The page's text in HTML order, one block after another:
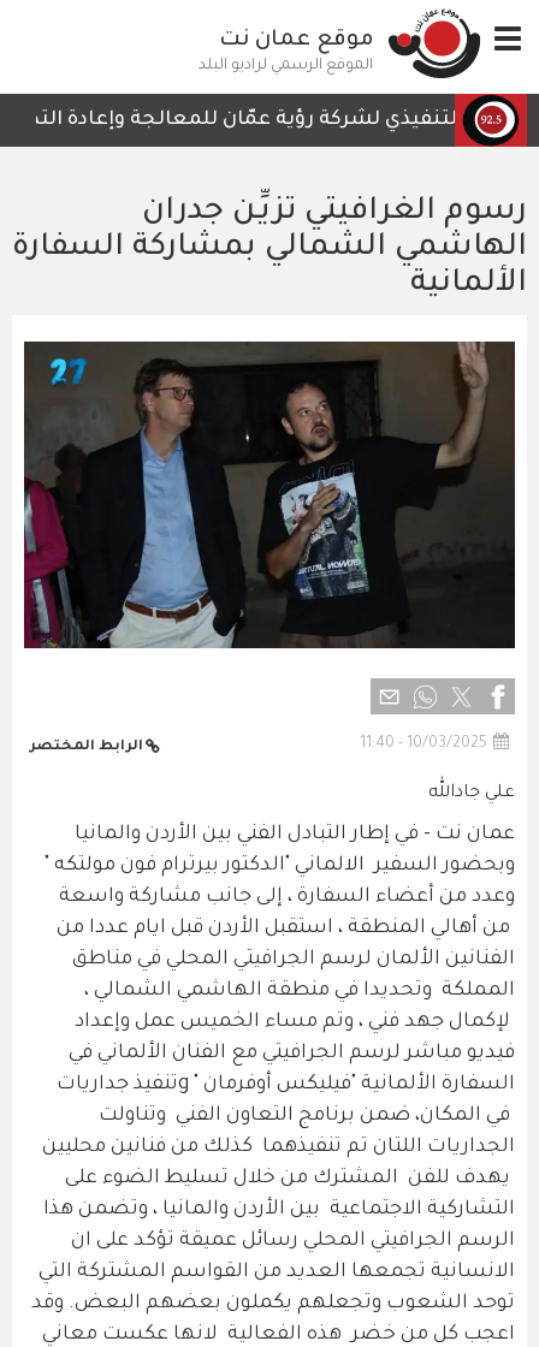
إلى
المحتوى
الرئيسي
Toggle
navigation
موقع عمان نت
الموقع الرسمي لراديو البلد
التنفيذي لشركة رؤية عمّان للمعالجة وإعادة التدوير،
رسوم الغرافيتي تزيِّـن جدران
الهاشمي الشمالي بمشاركة السفارة
الألمانية
10/03/2025 - 11:40 الرابط المختصر
علي جادالله
عمان نت - في إطار التبادل الفني بين الأردن والمانيا
وبحضور السفير الالماني "الدكتور بيرترام فون مولتكه "
وعدد من أعضاء السفارة ، إلى جانب مشاركة واسعة
من أهالي المنطقة ، استقبل الأردن قبل ايام عددا من
الفنانين الألمان لرسم الجرافيتي المحلي في مناطق
المملكة وتحديدا في منطقة الهاشمي الشمالي ،
لإكمال جهد فني ، وتم مساء الخميس عمل وإعداد
فيديو مباشر لرسم الجرافيتي مع الفنان الألماني في
السفارة الألمانية "فيليكس أوفرمان " gتنفيذ جداريات
في المكان، ضمن برنامج التعاون الفني وتناولت
الجداريات اللتان تم تنفيذهما كذلك من فنانين محليين
يهدف للفن المشترك من خلال تسليط الضوء على
التشاركية الاجتماعية بين الأردن والمانيا ، وتضمن هذا
الرسم الجرافيتي المحلي رسائل عميقة تؤكد على ان
الانسانية تجمعها العديد من القواسم المشتركة التي
توحد الشعوب وتجعلهم يكملون بعضهم البعض. وقد
اعجب كل من خضر هذه الفعالية لانها عكست معاني